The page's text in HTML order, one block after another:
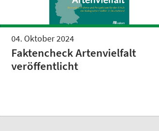
04. Oktober 2024
Faktencheck Artenvielfalt
veröffentlicht